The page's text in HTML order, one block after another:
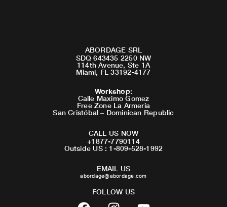
ABORDAGE SRL
SDQ 643435 2250 NW
114th Avenue, Ste 1A
Miami, FL 33192-4177
Workshop:
Calle Maximo Gomez
Free Zone La Armeria
San Cristóbal – Dominican Republic
CALL US NOW
+1877-7790114
Outside US : 1-809-528-1992
EMAIL US
abordage@abordage.com
FOLLOW US
F
I
Y